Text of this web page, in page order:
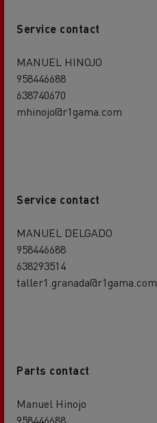
Service contact
MANUEL HINOJO
958446688
638740670
mhinojo@r1gama.com
Service contact
MANUEL DELGADO
958446688
638293514
taller1.granada@r1gama.com
Parts contact
Manuel Hinojo
958446688